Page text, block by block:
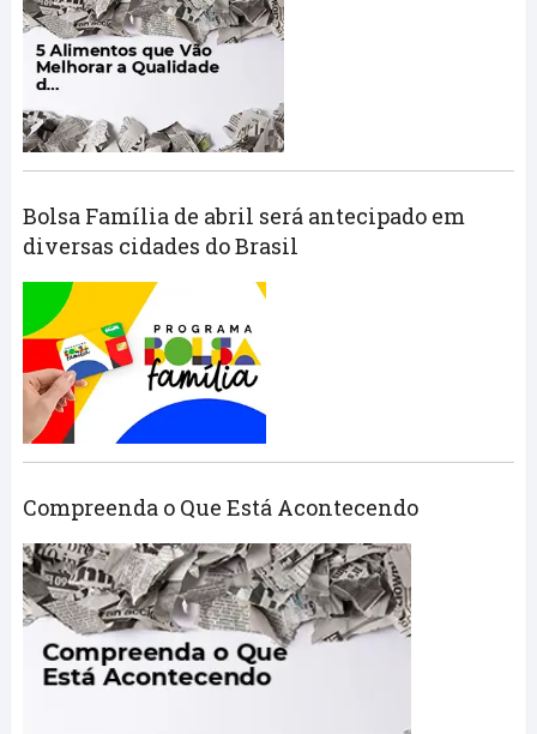
Bolsa Família de abril será antecipado em
diversas cidades do Brasil
Compreenda o Que Está Acontecendo